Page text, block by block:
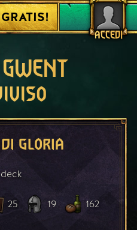
ACCEDI
di gloria
deck
25 19 162